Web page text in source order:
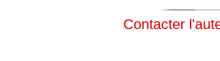
Contacter